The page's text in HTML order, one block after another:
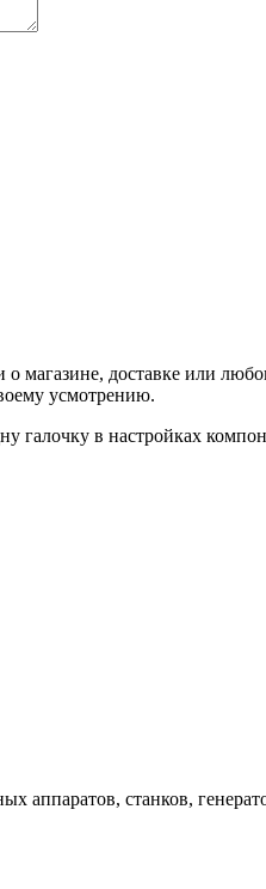
магазине, доставке или
усмотрению.
галочку в настройках
аппаратов, станков,